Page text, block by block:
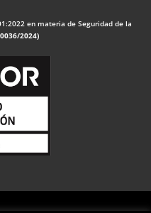
en materia de Seguridad de la
2024)